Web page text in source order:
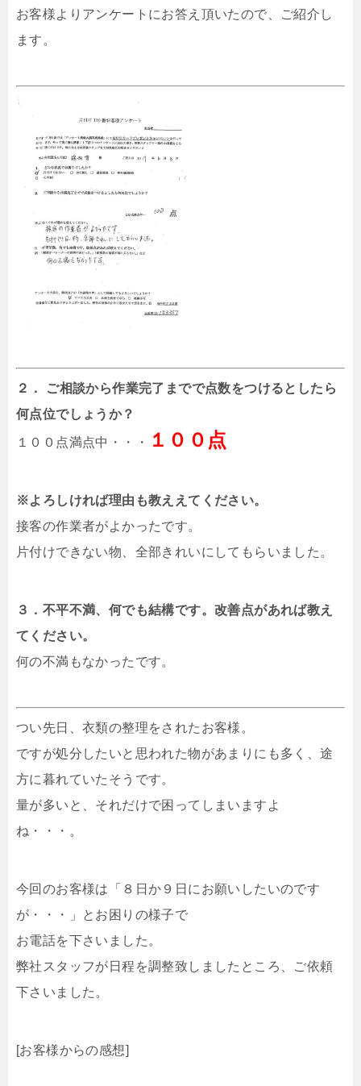
お客様よりアンケートにお答え頂いたので、ご紹介し
ます。
２． ご相談から作業完了までで点数をつけるとしたら
何点位でしょうか？
１００点満点中・・・ １００点
※よろしければ理由も教ええてください。
接客の作業者がよかったです。
片付けできない物、全部きれいにしてもらいました。
３．不平不満、何でも結構です。改善点があれば教え
てください。
何の不満もなかったです。
つい先日、衣類の整理をされたお客様。
ですが処分したいと思われた物があまりにも多く、途
方に暮れていたそうです。
量が多いと、それだけで困ってしまいますよ
ね・・・。
今回のお客様は「８日か９日にお願いしたいのです
が・・・」とお困りの様子で
お電話を下さいました。
弊社スタッフが日程を調整致しましたところ、ご依頼
下さいました。
[お客様からの感想]